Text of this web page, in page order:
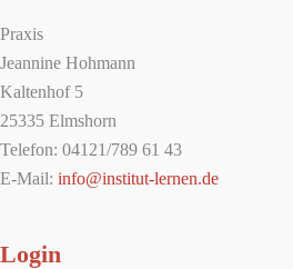
Praxis
Jeannine Hohmann
Kaltenhof 5
25335 Elmshorn
Telefon: 04121/789 61 43
E-Mail: info@institut-lernen.de
Login